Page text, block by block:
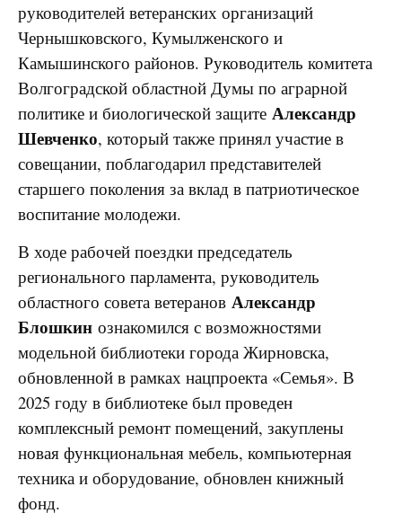
руководителей ветеранских организаций
Чернышковского, Кумылженского и
Камышинского районов. Руководитель комитета
Волгоградской областной Думы по аграрной
политике и биологической защите Александр
Шевченко, который также принял участие в
совещании, поблагодарил представителей
старшего поколения за вклад в патриотическое
воспитание молодежи.
В ходе рабочей поездки председатель
регионального парламента, руководитель
областного совета ветеранов Александр
Блошкин ознакомился с возможностями
модельной библиотеки города Жирновска,
обновленной в рамках нацпроекта «Семья». В
2025 году в библиотеке был проведен
комплексный ремонт помещений, закуплены
новая функциональная мебель, компьютерная
техника и оборудование, обновлен книжный
фонд.